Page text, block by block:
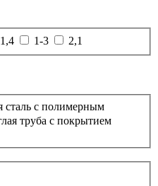
1,4 1-3
2,1
сталь с полимерным
труба с покрытием